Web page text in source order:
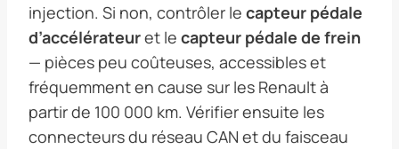
injection. Si non, contrôler le capteur pédale
d’accélérateuret le capteur pédale de frein
— pièces peu coûteuses, accessibles et
fréquemment en cause sur les Renault à
partir de 100 000 km. Vérifier ensuite les
connecteurs du réseau CAN et du faisceau